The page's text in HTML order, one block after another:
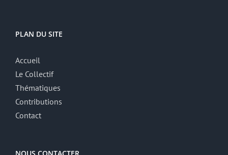
PLAN DU SITE
Accueil
Le Collectif
Thématiques
Contributions
Contact
NOUS CONTACTER